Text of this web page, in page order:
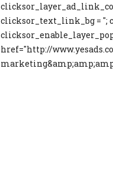
clicksor_text_link_bg = '';
href="http://